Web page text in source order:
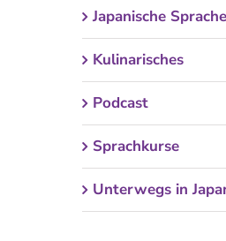
Japanische Sprache
Kulinarisches
Podcast
Sprachkurse
Unterwegs in